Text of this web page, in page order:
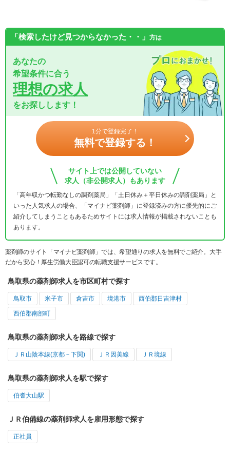
「検索したけど見つからなかった・・」 方は
あなたの
希望条件に合う
理想の求人
をお探しします！
1分で登録完了！
無料で登録する！
サイト上では公開していない
求人（非公開求人）もあります
「高年収かつ転勤なしの調剤薬局」「土日休み＋平日休みの調剤薬局」と
いった人気求人の場合、「マイナビ薬剤師」に登録済みの方に優先的にご
紹介してしまうこともあるためサイトには求人情報が掲載されないことも
あります。
薬剤師のサイト「マイナビ薬剤師」では、希望通りの求人を無料でご紹介。大手
だから安心！厚生労働大臣認可の転職支援サービスです。
鳥取県の薬剤師求人を市区町村で探す
鳥取市 米子市 倉吉市 境港市 西伯郡日吉津村
西伯郡南部町
鳥取県の薬剤師求人を路線で探す
ＪＲ山陰本線(京都－下関) ＪＲ因美線 ＪＲ境線
鳥取県の薬剤師求人を駅で探す
伯耆大山駅
ＪＲ伯備線の薬剤師求人を雇用形態で探す
正社員